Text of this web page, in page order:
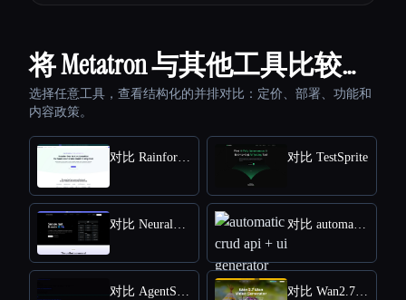
将 Metatron 与其他工具比较…
选择任意工具，查看结构化的并排对比：定价、部署、功能和
内容政策。
对比 Rainforest QA 对比 TestSprite
对比 NeuralTrust 对比 automatic crud api + ui generator
对比 AgentStamp 对比 Wan2.7 AI